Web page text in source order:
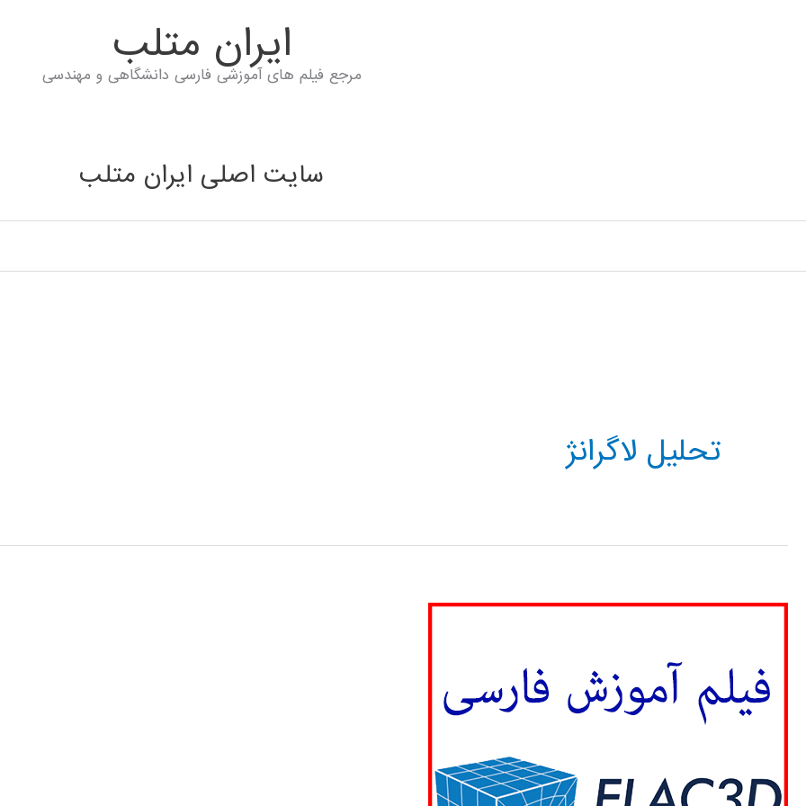
ايران متلب
مرجع فیلم های آموزشی فارسی دانشگاهی و مهندسی
سایت اصلی ایران متلب
تحلیل لاگرانژ